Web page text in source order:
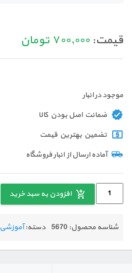
قیمت:۷۰۰,۰۰۰ تومان
موجود در انبار
ضمانت اصل بودن کالا
تضمین بهترین قیمت
آماده ارسال از انبار فروشگاه
افزودن به سبد خرید
شناسه محصول: 5670 دسته:آموزشی